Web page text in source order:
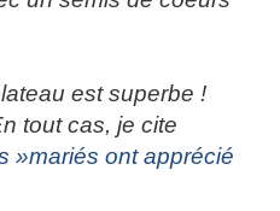
est superbe !
tout cas, je cite
»mariés ont apprécié